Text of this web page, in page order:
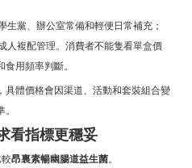
生黨、辦公室常備和輕便日常補充；
人複配管理。消費者不能隻看單盒價
用頻率判斷。
具體價格會因渠道、活動和套裝組合變
看指標更穩妥
昂裏素暢幽腸道益生菌。